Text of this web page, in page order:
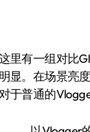
有一组对比GIF
显。在场景亮
于普通的